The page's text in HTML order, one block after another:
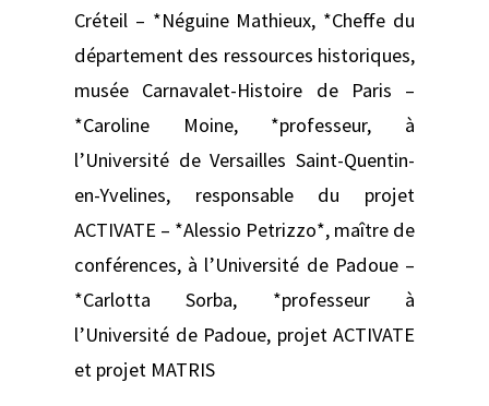
Créteil – *Néguine Mathieux, *Cheffe du
département des ressources historiques,
musée Carnavalet-Histoire de Paris –
*Caroline Moine, *professeur, à
l’Université de Versailles Saint-Quentin-
en-Yvelines, responsable du projet
ACTIVATE – *Alessio Petrizzo*, maître de
conférences, à l’Université de Padoue –
*Carlotta Sorba, *professeur à
l’Université de Padoue, projet ACTIVATE
et projet MATRIS